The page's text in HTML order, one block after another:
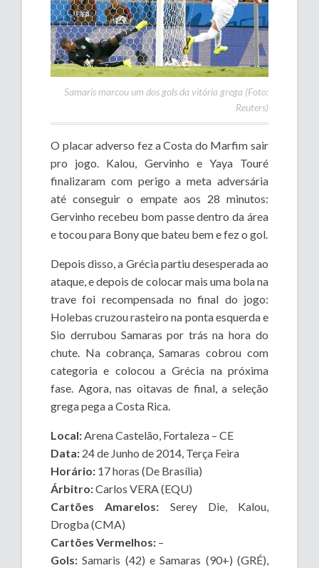
Samaris marcou um dos gols da vitória grega (Foto:
Reuters)
O placar adverso fez a Costa do Marfim sair
pro jogo. Kalou, Gervinho e Yaya Touré
finalizaram com perigo a meta adversária
até conseguir o empate aos 28 minutos:
Gervinho recebeu bom passe dentro da área
e tocou para Bony que bateu bem e fez o gol.
Depois disso, a Grécia partiu desesperada ao
ataque, e depois de colocar mais uma bola na
trave foi recompensada no final do jogo:
Holebas cruzou rasteiro na ponta esquerda e
Sio derrubou Samaras por trás na hora do
chute. Na cobrança, Samaras cobrou com
categoria e colocou a Grécia na próxima
fase. Agora, nas oitavas de final, a seleção
grega pega a Costa Rica.
Local: Arena Castelão, Fortaleza – CE
Data: 24 de Junho de 2014, Terça Feira
Horário: 17 horas (De Brasília)
Árbitro:Carlos VERA (EQU)
Cartões Amarelos: Serey Die, Kalou,
Drogba (CMA)
Cartões Vermelhos: –
Gols: Samaris (42) e Samaras (90+) (GRÉ),